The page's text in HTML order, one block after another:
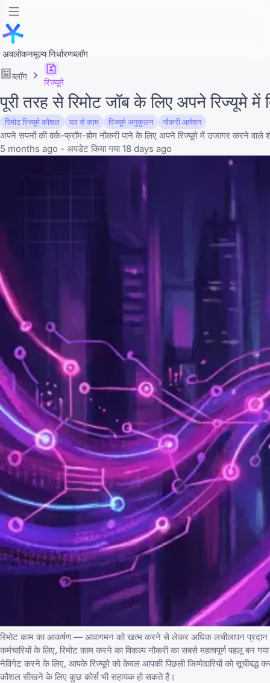
अवलोकनमूल्य निर्धारणब्लॉग
ब्लॉग
रिज्यूमे
पूरी तरह से रिमोट जॉब के लिए अपने
रिमोट रिज्यूमे कौशल घर से काम रिज्यूमे अनुकूलन नौकरी आवेदन
अपने सपनों की वर्क-फ्रॉम-होम नौकरी पाने के लिए अपने रिज्यूमे में उजागर करने वाले
5 months ago - अपडेट किया गया 18 days ago
रिमोट काम का आकर्षण — आवागमन को खत्म करने से लेकर अधिक लचीलापन प्रदान
कर्मचारियों के लिए, रिमोट काम करने का विकल्प नौकरी का सबसे महत्वपूर्ण पहलू बन
नेविगेट करने के लिए, आपके रिज्यूमे को केवल आपकी पिछली जिम्मेदारियों को
कौशल सीखने के लिए कुछ कोर्स भी सहायक हो सकते हैं।